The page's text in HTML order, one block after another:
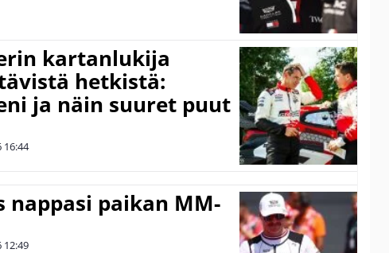
kartanlukija
hetkistä:
ja näin suuret puut
16:44
paikan MM-
12:49